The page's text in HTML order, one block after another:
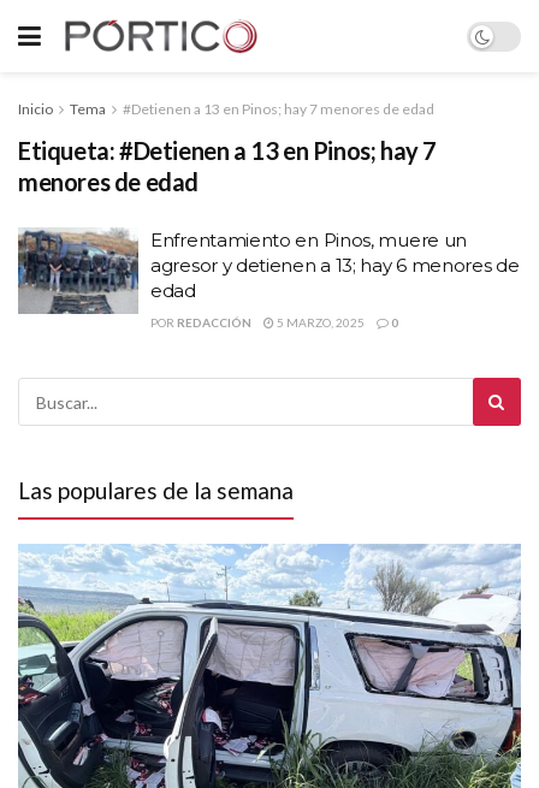
Inicio Tema #Detienen a 13 en Pinos; hay 7 menores de edad
Etiqueta:#Detienen a 13 en Pinos; hay 7
menores de edad
Enfrentamiento en Pinos, muere un
agresor y detienen a 13; hay 6 menores de
edad
POR REDACCIÓN 5 MARZO, 2025 0
Las populares de la semana